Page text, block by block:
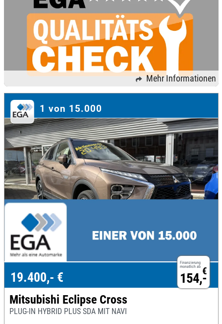
Mehr Informationen
1 von 15.000
Finanzierung
monatlich ab €
154,-
19.400,- €
Mitsubishi Eclipse Cross
PLUG-IN HYBRID PLUS SDA MIT NAVI